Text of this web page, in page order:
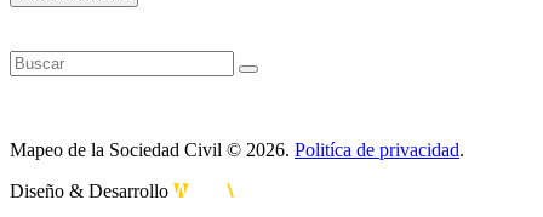
Mapeo de la Sociedad Civil © 2026. Politíca de privacidad.
Diseño & Desarrollo